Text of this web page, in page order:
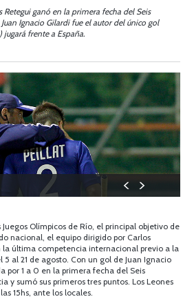
ganó en la primera fecha del Seis
Ignacio Gilardi fue el autor del único gol
jugará frente a España.
Olímpicos de Río, el principal objetivo de
nacional, el equipo dirigido por Carlos
última competencia internacional previo a la
al 21 de agosto. Con un gol de Juan Ignacio
por 1 a 0 en la primera fecha del Seis
y sumó sus primeros tres puntos. Los Leones
15hs, ante los locales.